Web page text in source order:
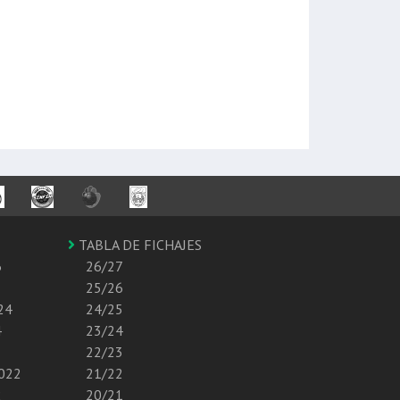
TABLA DE FICHAJES
26/27
25/26
24/25
23/24
22/23
21/22
20/21